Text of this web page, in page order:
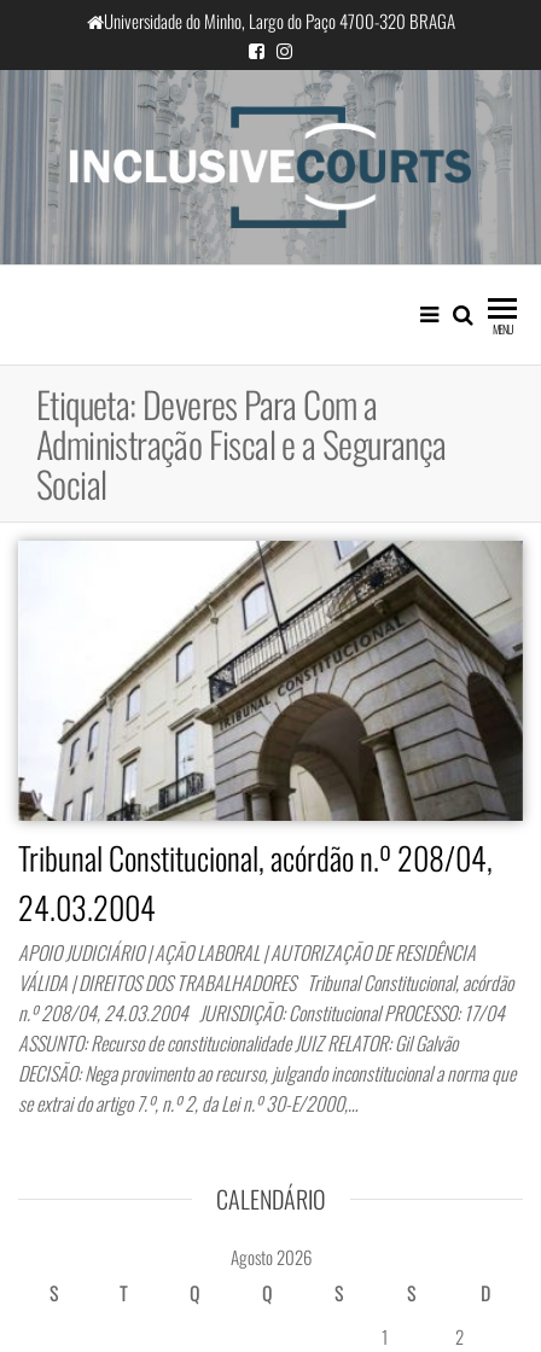
o
conteúdo
Universidade do Minho, Largo do Paço 4700-320 BRAGA
InclusiveCourts
Igualdade e diferença cultural na
prática judicial portuguesa
MENU
Etiqueta:Deveres Para Com a
Administração Fiscal e a Segurança
Social
Tribunal Constitucional, acórdão n.º 208/04,
24.03.2004
APOIO JUDICIÁRIO | AÇÃO LABORAL | AUTORIZAÇÃO DE RESIDÊNCIA
VÁLIDA | DIREITOS DOS TRABALHADORES Tribunal Constitucional, acórdão
n.º 208/04, 24.03.2004 JURISDIÇÃO: Constitucional PROCESSO: 17/04
ASSUNTO: Recurso de constitucionalidade JUIZ RELATOR: Gil Galvão
DECISÃO: Nega provimento ao recurso, julgando inconstitucional a norma que
se extrai do artigo 7.º, n.º 2, da Lei n.º 30-E/2000,…
CALENDÁRIO
Agosto 2026
S
T Q Q S S
D
1
2